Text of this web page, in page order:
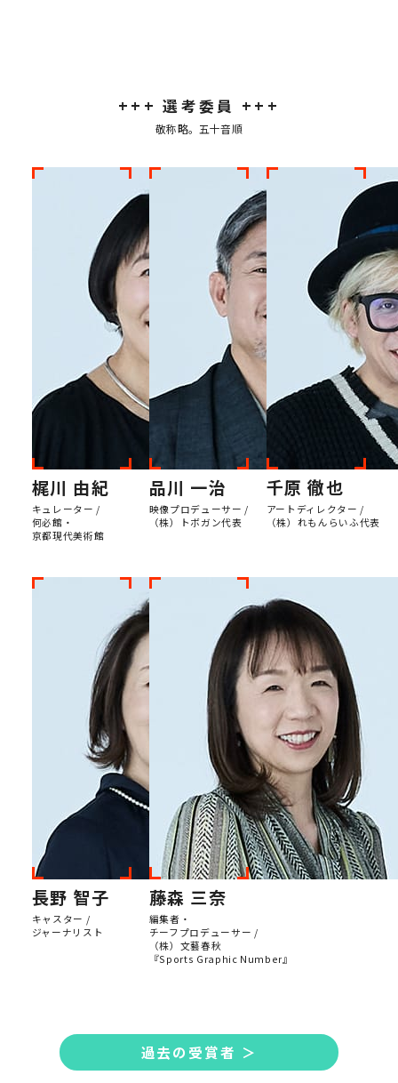
+++ 選考委員 +++
敬称略。五十音順
梶川 由紀
キュレーター /
何必館・
京都現代美術館
品川 一治
映像プロデューサー /
（株）トボガン代表
千原 徹也
アートディレクター /
（株）れもんらいふ代表
長野 智子
キャスター /
ジャーナリスト
藤森 三奈
編集者・
チーフプロデューサー /
（株）文藝春秋
『Sports Graphic Number』
過去の受賞者 ＞